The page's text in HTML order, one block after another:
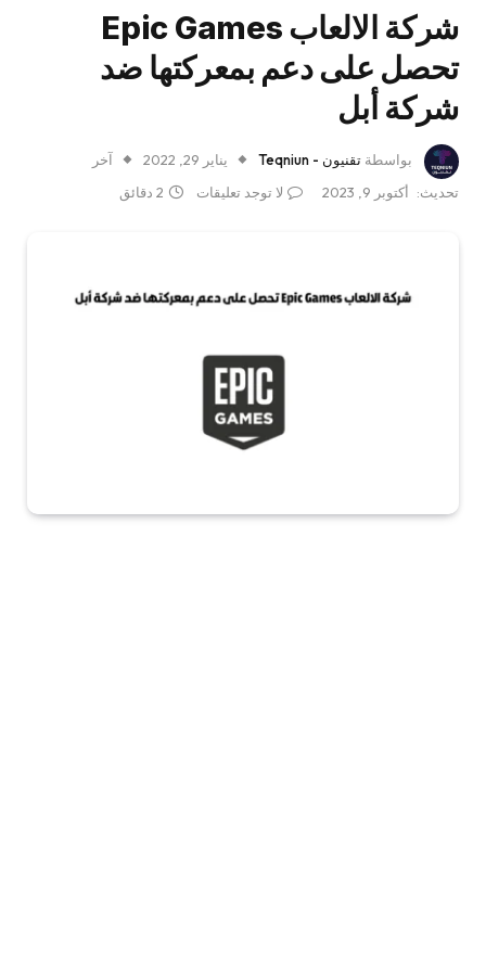
شركة الالعاب Epic Games
تحصل على دعم بمعركتها ضد
شركة أبل
بواسطة تقنيون - Teqniun يناير 29, 2022
آخر
تحديث:
أكتوبر 9, 2023 لا توجد تعليقات 2 دقائق